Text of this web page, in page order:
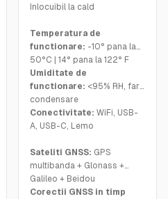
Inlocuibil la cald
Temperatura de
functionare: -10° pana la
50°C | 14° pana la 122° F
Umiditate de
functionare: <95% RH, fara
condensare
Conectivitate: WiFi, USB-
A, USB-C, Lemo
Sateliti GNSS: GPS
multibanda + Glonass +
Galileo + Beidou
Corectii GNSS in timp